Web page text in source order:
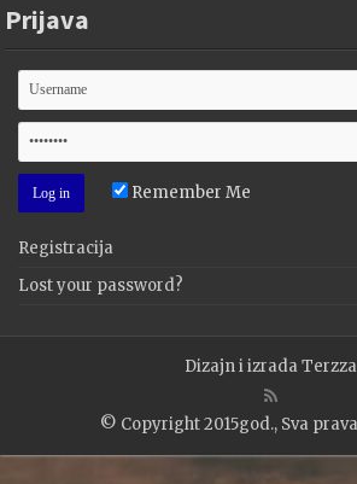
Prijava
Remember Me
Registracija
Lost your password?
Dizajn i izradaTerzza
© Copyright 2015god., Sva